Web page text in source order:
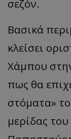
σεζόν.
Βασικά
κλείσει
Χάμπου
πως θα
στόματα»
μερίδας